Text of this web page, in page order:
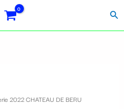
2022 CHATEAU DE BERU